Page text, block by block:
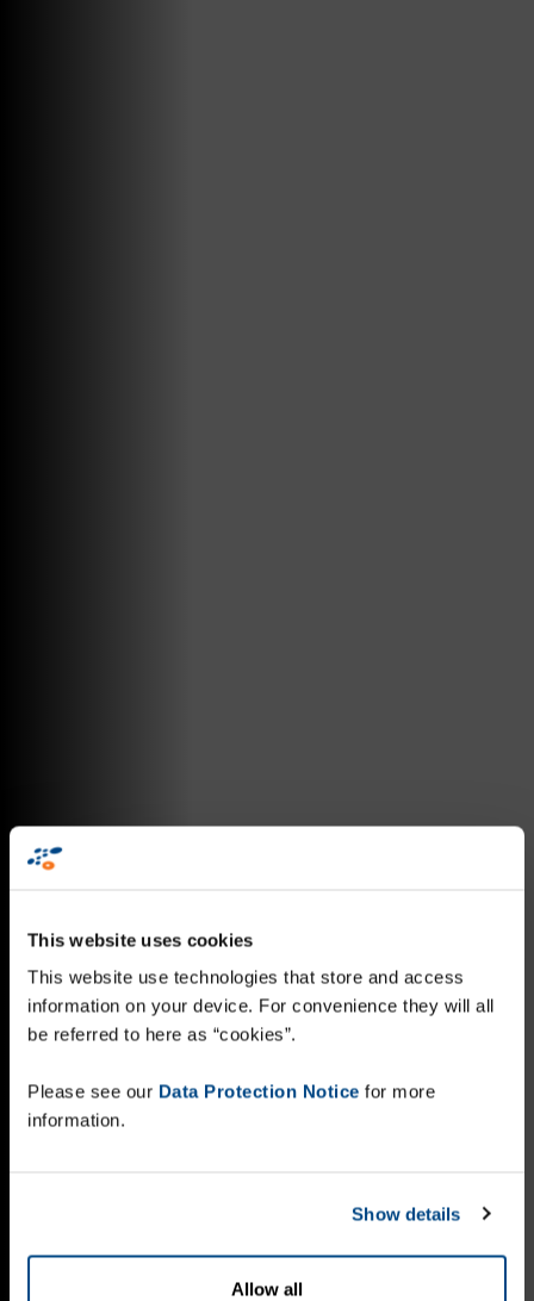
This website uses cookies
This website use technologies that store and access
information on your device. For convenience they will all
be referred to here as “cookies”.
Please see our Data Protection Notice for more
information.
Show details
Allow all